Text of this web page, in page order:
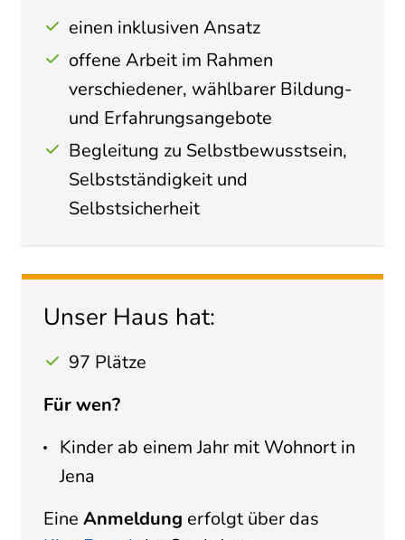
einen inklusiven Ansatz
offene Arbeit im Rahmen
verschiedener, wählbarer Bildung-
und Erfahrungsangebote
Begleitung zu Selbstbewusstsein,
Selbstständigkeit und
Selbstsicherheit
Unser Haus hat:
97 Plätze
Für wen?
Kinder ab einem Jahr mit Wohnort in
Jena
Eine Anmeldung erfolgt über das